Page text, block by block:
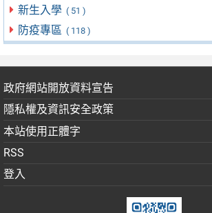
新生入學 ( 51 )
防疫專區 ( 118 )
政府網站開放資料宣告
隱私權及資訊安全政策
本站使用正體字
RSS
登入